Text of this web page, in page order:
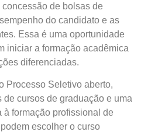
de bolsas de
do candidato e as
Essa é uma oportunidade
iniciar a formação acadêmica
diferenciadas.
Processo Seletivo aberto,
cursos de graduação e uma
formação profissional de
escolher o curso